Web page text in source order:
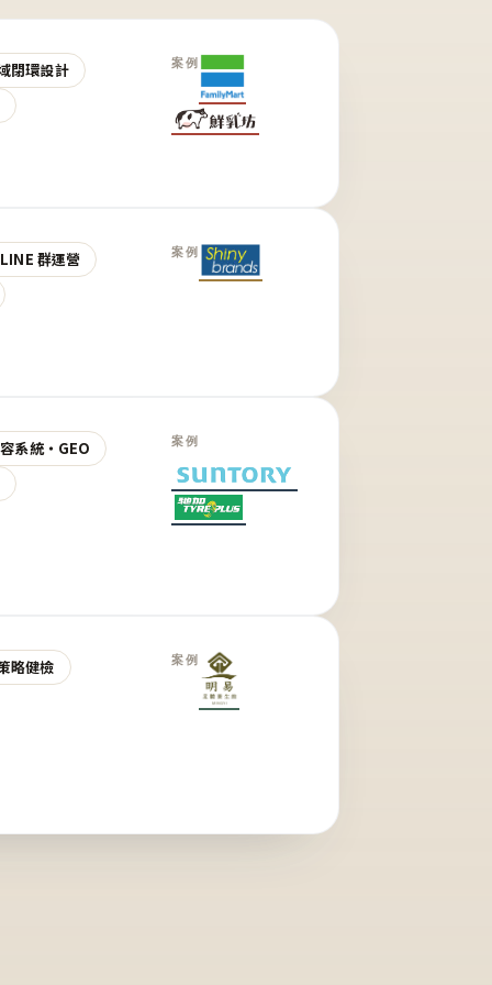
閉環設計
案例
群運營 案例
系統・GEO
案例
略健檢 案例